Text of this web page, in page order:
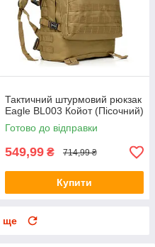
Тактичний штурмовий рюкзак
Eagle BL003 Койот (Пісочний)
Готово до відправки
549,99 ₴ 714,99 ₴
Купити
ще